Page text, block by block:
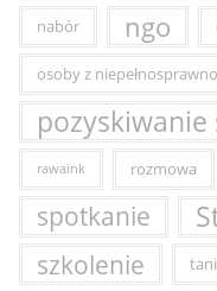
nabór ngo
osoby z
rawaink rozmowa
spotkanie
szkolenie